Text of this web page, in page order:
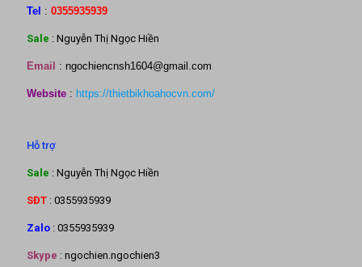
Tel : 0355935939
Sale : Nguyễn Thị Ngọc Hiền
Email : ngochiencnsh1604@gmail.com
Website : https://thietbikhoahocvn.com/
Hỗ trợ
Sale : Nguyễn Thị Ngọc Hiền
SĐT : 0355935939
Zalo : 0355935939
Skype : ngochien.ngochien3